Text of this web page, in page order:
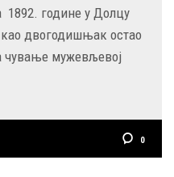
1892. године у Долцу
двогодишњак остао
чување мужевљевој
0